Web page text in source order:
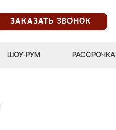
ЗАКАЗАТЬ ЗВОНОК
ШОУ-РУМ РАССРОЧКА